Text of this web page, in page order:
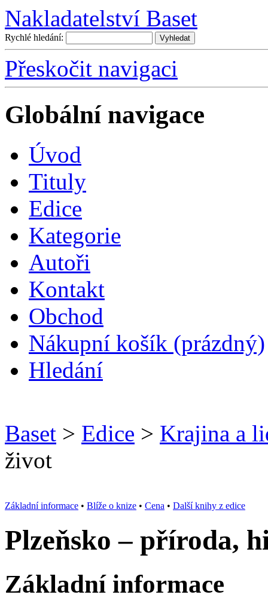
Nakladatelství Baset
Rychlé hledání:
Přeskočit navigaci
Globální navigace
Úvod
Tituly
Edice
Kategorie
Autoři
Kontakt
Obchod
Nákupní košík (prázdný)
Hledání
Baset > Edice > Krajina a
život
Základní informace • Blíže o knize • Cena • Další knihy z edice
Plzeňsko – příroda,
Základní informace